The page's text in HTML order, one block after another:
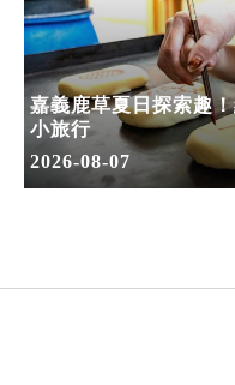
嘉義鹿草夏日探索趣
小旅行
2026-08-07